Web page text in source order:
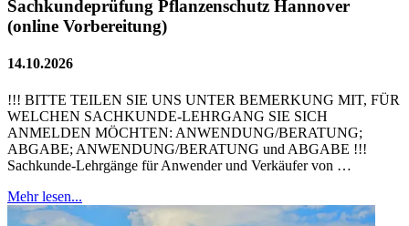
Sachkundeprüfung Pflanzenschutz Hannover
(online Vorbereitung)
14.10.2026
!!! BITTE TEILEN SIE UNS UNTER BEMERKUNG MIT, FÜR
WELCHEN SACHKUNDE-LEHRGANG SIE SICH
ANMELDEN MÖCHTEN: ANWENDUNG/BERATUNG;
ABGABE; ANWENDUNG/BERATUNG und ABGABE !!!
Sachkunde-Lehrgänge für Anwender und Verkäufer von …
Mehr lesen...